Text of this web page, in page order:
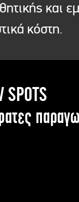
και
κόστη.
SPOTS